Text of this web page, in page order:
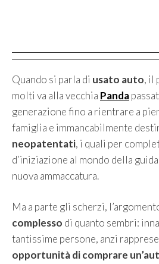
Quando si parla di usato auto, il
molti va alla vecchia Panda
generazione fino a rientrare a
famiglia e immancabilmente
neopatentati, i quali per
d’iniziazione al mondo della
nuova ammaccatura.
Ma a parte gli scherzi,
complesso di quanto sembri:
tantissime persone, anzi
opportunità di comprare